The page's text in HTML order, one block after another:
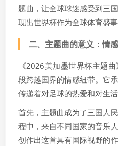
题曲，让全球球迷感受到三
现出世界杯作为全球体育盛
二、主题曲的意义：情
《2026美加墨世界杯主题
段跨越国界的情感纽带。它
传递着对足球的热爱和对生活
首先，主题曲成为了三国人
程中，来自不同国家的音乐
创作出这首具有国际视野的